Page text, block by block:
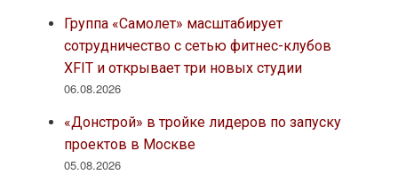
Группа «Самолет» масштабирует
сотрудничество с сетью фитнес-клубов
XFIT и открывает три новых студии
06.08.2026
«Донстрой» в тройке лидеров по запуску
проектов в Москве
05.08.2026